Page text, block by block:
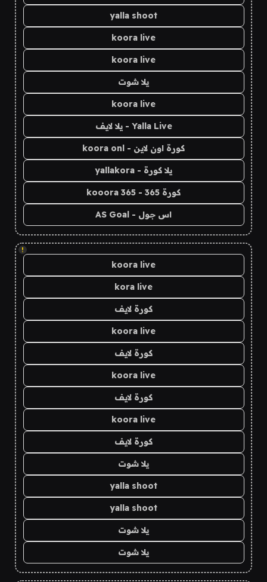
yalla shoot
koora live
koora live
يلا شوت
koora live
Yalla Live - يلا لايف
كورة اون لاين - koora onl
يلا كورة - yallakora
كورة 365 - kooora 365
اس جول - AS Goal
!
koora live
kora live
كورة لايف
koora live
كورة لايف
koora live
كورة لايف
koora live
كورة لايف
يلا شوت
yalla shoot
yalla shoot
يلا شوت
يلا شوت